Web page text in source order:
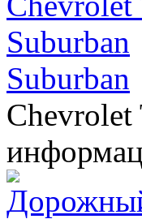
Suburban
Chevrolet